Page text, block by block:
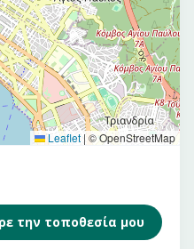
Leaflet |© OpenStreetMap
την τοποθεσία μου